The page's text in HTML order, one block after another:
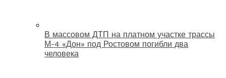
В массовом ДТП на платном участке трассы
М-4 «Дон» под Ростовом погибли два
человека